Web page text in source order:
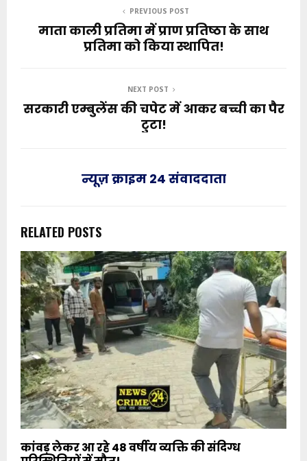
PREVIOUS POST
माता काली प्रतिमा में प्राण प्रतिष्ठा के साथ
प्रतिमा को किया स्थापित!
NEXT POST
सरकारी एम्बुलेंस की चपेट में आकर बच्ची का पैर
टुटा!
न्यूज़ क्राइम 24 संवाददाता
RELATED POSTS
कांवड़ लेकर आ रहे 48 वर्षीय व्यक्ति की संदिग्ध